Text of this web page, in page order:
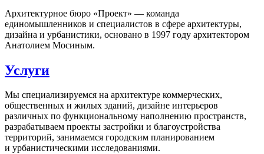
Архитектурное бюро «Проект» — команда
единомышленников и специалистов в сфере архитектуры,
дизайна и урбанистики, основано в 1997 году архитектором
Анатолием Мосиным.
Услуги
Мы специализируемся на архитектуре коммерческих,
общественных и жилых зданий, дизайне интерьеров
различных по функциональному наполнению пространств,
разрабатываем проекты застройки и благоустройства
территорий, занимаемся городским планированием
и урбанистическими исследованиями.